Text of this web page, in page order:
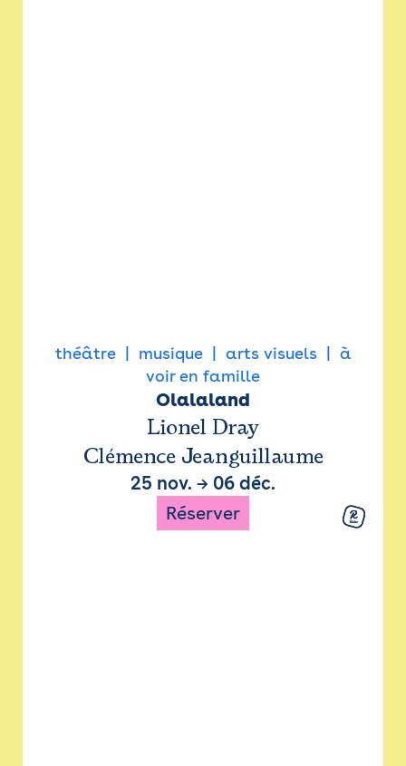
théâtre musique arts visuels
à
voir en famille
Olalaland
Lionel Dray
Clémence Jeanguillaume
25 nov. → 06 déc.
Réserver